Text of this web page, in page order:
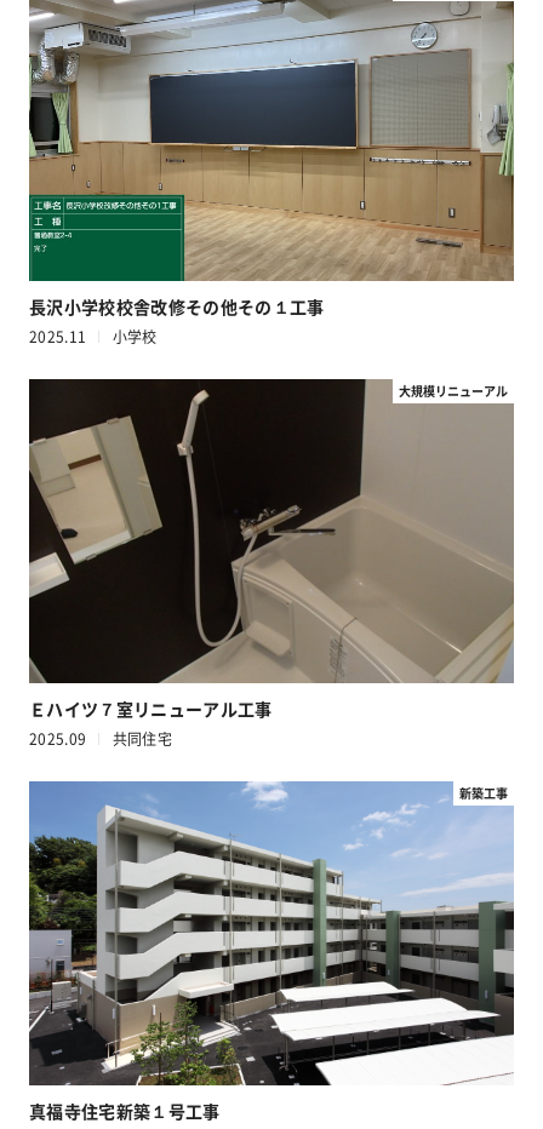
長沢小学校校舎改修その他その１工事
2025.11 小学校
大規模リニューアル
Ｅハイツ７室リニューアル工事
2025.09 共同住宅
新築工事
真福寺住宅新築１号工事